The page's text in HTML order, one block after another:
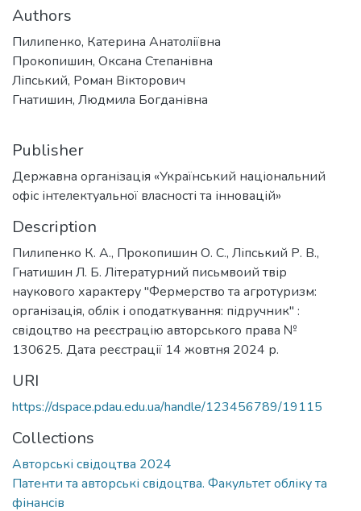
Authors
Пилипенко, Катерина Анатоліївна
Прокопишин, Оксана Степанівна
Ліпський, Роман Вікторович
Гнатишин, Людмила Богданівна
Publisher
Державна організація «Український національний
офіс інтелектуальної власності та інновацій»
Description
Пилипенко К. А., Прокопишин О. С., Ліпський Р. В.,
Гнатишин Л. Б. Літературний письмвоий твір
наукового характеру "Фермерство та агротуризм:
організація, облік і оподаткування: підручник" :
свідоцтво на реєстрацію авторського права №
130625. Дата реєстрації 14 жовтня 2024 р.
URI
https://dspace.pdau.edu.ua/handle/123456789/19115
Collections
Авторські свідоцтва 2024
Патенти та авторські свідоцтва. Факультет обліку та
фінансів